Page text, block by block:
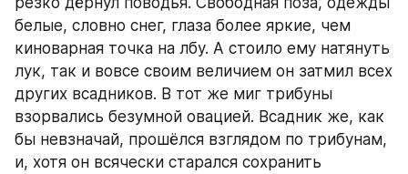
белые, словно снег, глаза более яркие, чем
киноварная точка на лбу. А стоило ему натянуть
лук, так и вовсе своим величием он затмил всех
других всадников. В тот же миг трибуны
взорвались безумной овацией. Всадник же, как
бы невзначай, прошёлся взглядом по трибунам,
и, хотя он всячески старался сохранить